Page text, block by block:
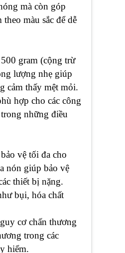
mà còn góp
màu sắc để dễ
gram (cộng trừ
lượng nhẹ giúp
cảm thấy mệt mỏi.
hợp cho các công
những điều
vệ tối đa cho
nón giúp bảo vệ
thiết bị nặng.
bụi, hóa chất
cơ chấn thương
trong các
hiểm.